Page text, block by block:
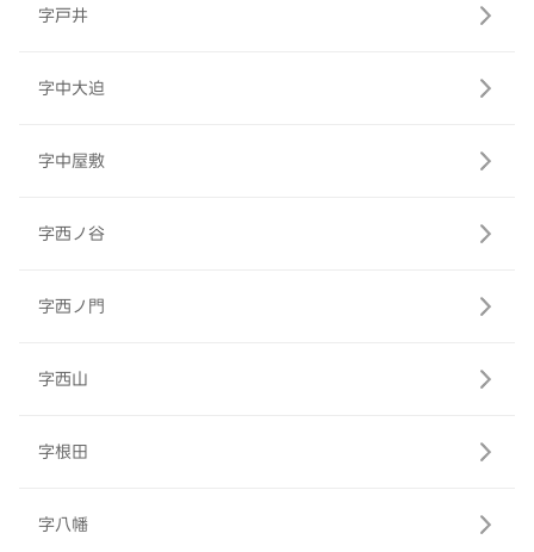
字戸井
字中大迫
字中屋敷
字西ノ谷
字西ノ門
字西山
字根田
字八幡